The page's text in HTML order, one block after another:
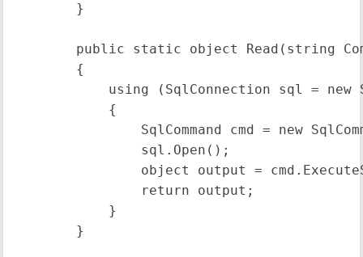
        }
public static object Read(string
        {
using (SqlConnection sql = new
            {
SqlCommand cmd = new
                sql.Open();
object output =
                return output;
            }
        }